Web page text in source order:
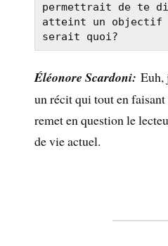
permettrait de te
atteint un objectif
serait quoi?
Éléonore Scardoni:Euh,
un récit qui tout en
remet en question le
de vie actuel.